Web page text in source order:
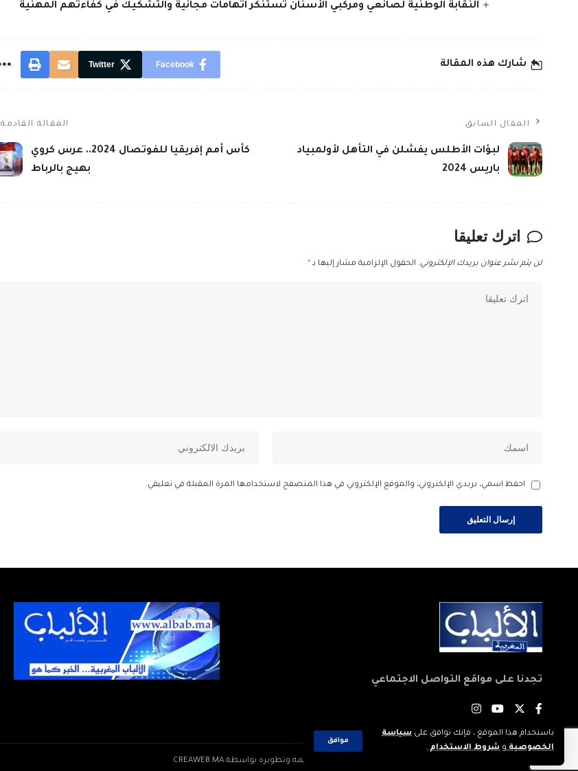
باستخدام هذا الموقع ، فإنك توافق على سياسة
الخصوصيةو شروط الاستخدام.
موافق
النقابة الوطنية لصانعي ومركبي الأسنان تستنكر اتهامات مجانية والتشكيك في كفاءتهم المهنية
شارك هذه المقالة Facebook
Twitter
المقال السابق
لبؤات الأطلس يفشلن في التأهل لأولمبياد
باريس 2024
المقالة القادمة
كأس أمم إفريقيا للفوتصال 2024.. عرس كروي
بهيج بالرباط
اترك تعليقا
لن يتم نشر عنوان بريدك الإلكتروني. الحقول الإلزامية مشار إليها بـ *
احفظ اسمي، بريدي الإلكتروني، والموقع الإلكتروني في هذا المتصفح لاستخدامها المرة المقبلة في تعليقي.
تجدنا على مواقع التواصل الاجتماعي
CREAWEB.MA